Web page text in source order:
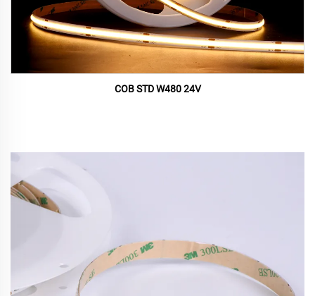
COB STD W480 24V